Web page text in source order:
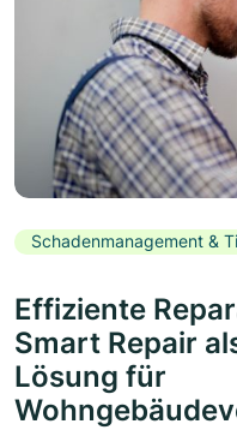
Schadenmanagement &
Effiziente
Smart Repair
Lösung für